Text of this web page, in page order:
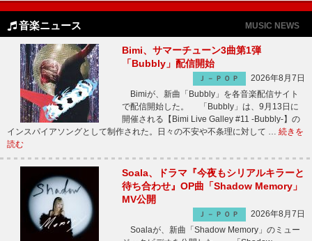
音楽ニュース MUSIC NEWS
Bimi、サマーチューン3曲第1弾
「Bubbly」配信開始
Ｊ－ＰＯＰ
2026年8月7日
Bimiが、新曲「Bubbly」を各音楽配信サイト
で配信開始した。 「Bubbly」は、9月13日に
開催される【Bimi Live Galley #11 -Bubbly-】の
インスパイアソングとして制作された。日々の不安や不条理に対して … 続きを
読む
Soala、ドラマ『今夜もシリアルキラーと
待ち合わせ』OP曲「Shadow Memory」
MV公開
Ｊ－ＰＯＰ
2026年8月7日
Soalaが、新曲「Shadow Memory」のミュー